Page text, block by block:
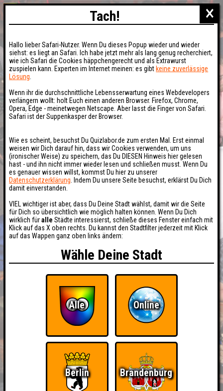
×
Tach!
Hallo lieber Safari-Nutzer. Wenn Du dieses Popup wieder und wieder
siehst: es liegt an Safari. Ich habe jetzt mehr als lang genug recherchiert,
wie ich Safari die Cookies häppchengerecht und als Extrawurst
zuspielen kann. Experten im Internet meinen: es gibt keine zuverlässige
Lösung
Wenn ihr die durchschnittliche Lebensserwartung eines Webdevelopers
verlängern wollt: holt Euch einen anderen Browser. Firefox, Chrome,
Opera, Edge - meinetwegen Netscape. Aber lasst die Finger von Safari.
Safari ist der Suppenkasper der Browser.
Wie es scheint, besuchst Du Quizlabor.de zum ersten Mal. Erst einmal
weisen wir Dich darauf hin, dass wir Cookies verwenden, um uns
(ironischer Weise) zu speichern, das Du DIESEN Hinweis hier gelesen
hast - und ihn nicht immer wieder lesen und schließen musst. Wenn Du
es genauer wissen willst, kommst Du hier zu unserer
Datenschutzerklärung . Indem Du unsere Seite besuchst, erklärst Du Dich
damit einverstanden.
VIEL wichtiger ist aber, dass Du Deine Stadt wählst, damit wir die Seite
für Dich so übersichtlich wie möglich halten können. Wenn Du Dich
wirklich füralle Städte interessierst, schließe dieses Fenster einfach mit
Klick auf das X oben rechts. Du kannst den Stadtfilter jederzeit mit Klick
auf das Wappen ganz oben links ändern:
Wähle Deine Stadt
Alle Online
Berlin Brandenburg